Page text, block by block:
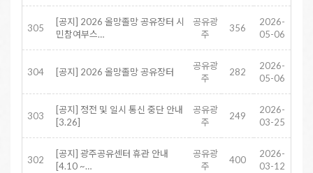
305
[공지] 2026 올망졸망 공유장터 시
민참여부스…
공유광
주
356
2026-
05-06
304 [공지] 2026 올망졸망 공유장터
공유광
주
282
2026-
05-06
303
[공지] 정전 및 일시 통신 중단 안내
[3.26]
공유광
주
249
2026-
03-25
302
[공지] 광주공유센터 휴관 안내
[4.10 ~…
공유광
주
400
2026-
03-12